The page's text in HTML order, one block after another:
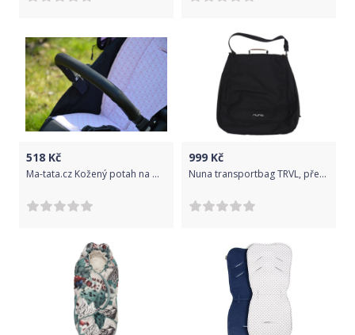
518 Kč
Ma-tata.cz Kožený potah na madlo kočárku - dítě Značka kočárku: Cybex, Barva: krémová, Model kočárku: Eezy S+
999 Kč
Nuna transportbag TRVL, přepravní taška